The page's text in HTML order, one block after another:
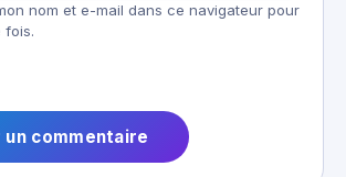
nom et e-mail dans ce navigateur pour
fois.